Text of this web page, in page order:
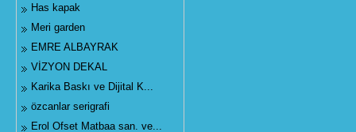
Has kapak
Meri garden
EMRE ALBAYRAK
VİZYON DEKAL
Karika Baskı ve Dijital K...
özcanlar serigrafi
Erol Ofset Matbaa san. ve...